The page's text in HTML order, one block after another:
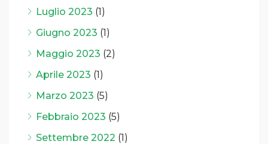
Luglio 2023 (1)
Giugno 2023 (1)
Maggio 2023 (2)
Aprile 2023 (1)
Marzo 2023 (5)
Febbraio 2023 (5)
Settembre 2022 (1)